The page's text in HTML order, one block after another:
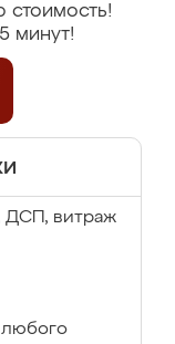
стоимость!
минут!
ДСП, витраж
любого